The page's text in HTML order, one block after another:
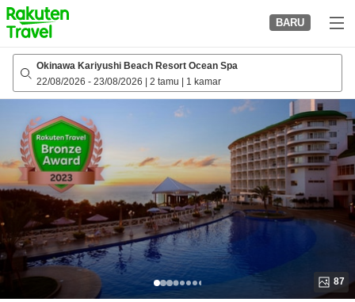
to
top
page
BARU
Okinawa Kariyushi Beach Resort Ocean Spa
22/08/2026 - 23/08/2026 2 tamu 1 kamar
87